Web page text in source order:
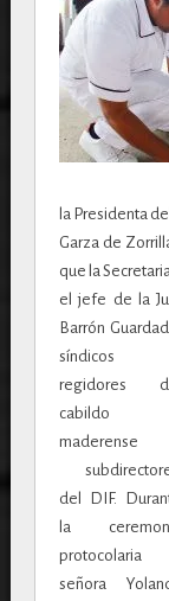
la Presidenta
Garza de
que la
el jefe de la
Barrón
síndicos
regidores
cabildo
maderense
del DIF.
la
protocolaria
señora